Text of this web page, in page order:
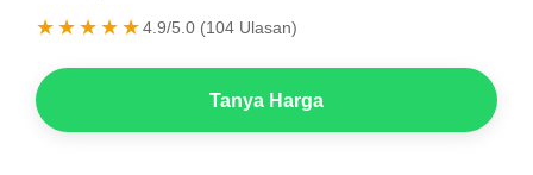
★★★★★4.9/5.0 (104 Ulasan)
Tanya Harga